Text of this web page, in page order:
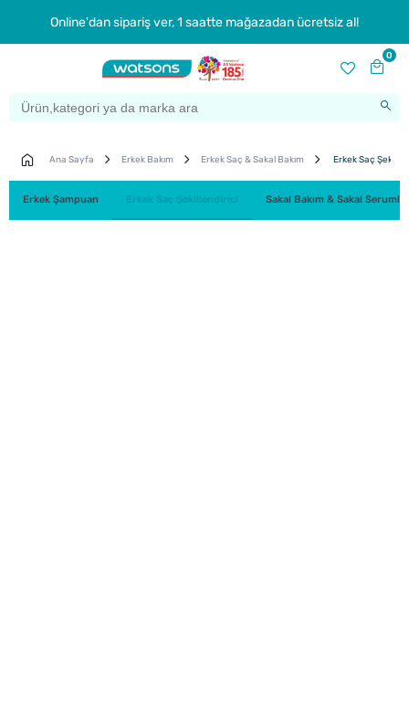
Online'dan sipariş ver, 1 saatte mağazadan ücretsiz al!
0
Ana Sayfa Erkek Bakım Erkek Saç & Sakal Bakım Erkek Saç
Erkek Şampuan Erkek Saç Şekillendirici Sakal Bakım & Sakal